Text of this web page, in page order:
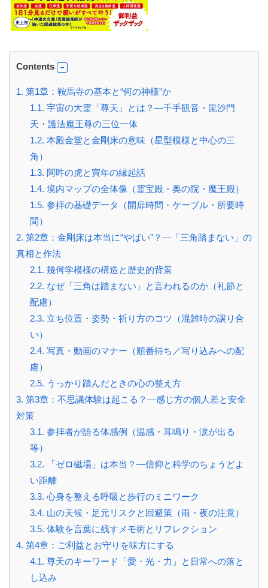
Contents
1. 第1章：鞍馬寺の基本と“何の神様”か
1.1. 宇宙の大霊「尊天」とは？—千手観音・毘沙門
天・護法魔王尊の三位一体
1.2. 本殿金堂と金剛床の意味（星型模様と中心の三
角）
1.3. 阿吽の虎と寅年の縁起話
1.4. 境内マップの全体像（霊宝殿・奥の院・魔王殿）
1.5. 参拝の基礎データ（開扉時間・ケーブル・所要時
間）
2. 第2章：金剛床は本当に“やばい”？—「三角踏まない」の
真相と作法
2.1. 幾何学模様の構造と歴史的背景
2.2. なぜ「三角は踏まない」と言われるのか（礼節と
配慮）
2.3. 立ち位置・姿勢・祈り方のコツ（混雑時の譲り合
い）
2.4. 写真・動画のマナー（順番待ち／写り込みへの配
慮）
2.5. うっかり踏んだときの心の整え方
3. 第3章：不思議体験は起こる？—感じ方の個人差と安全
対策
3.1. 参拝者が語る体感例（温感・耳鳴り・涙が出る
等）
3.2. 「ゼロ磁場」は本当？—信仰と科学のちょうどよ
い距離
3.3. 心身を整える呼吸と歩行のミニワーク
3.4. 山の天候・足元リスクと回避策（雨・夜の注意）
3.5. 体験を言葉に残すメモ術とリフレクション
4. 第4章：ご利益とお守りを味方にする
4.1. 尊天のキーワード「愛・光・力」と日常への落と
し込み